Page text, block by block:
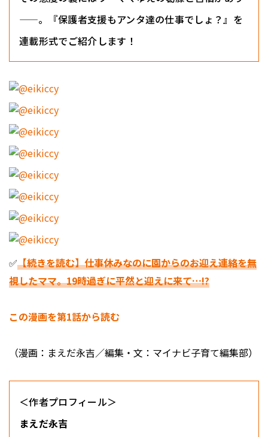
——。『保護者支援もアンタ達の仕事でしょ？』を
連載形式でご紹介します！
✅【続きを読む】仕事休みなのに園からのお迎え連絡を無
視したママ。19時過ぎに平然と迎えに来て…!?
この漫画を第1話から読む
（漫画：まえだ永吉／編集・文：マイナビ子育て編集部）
＜作者プロフィール＞
まえだ永吉